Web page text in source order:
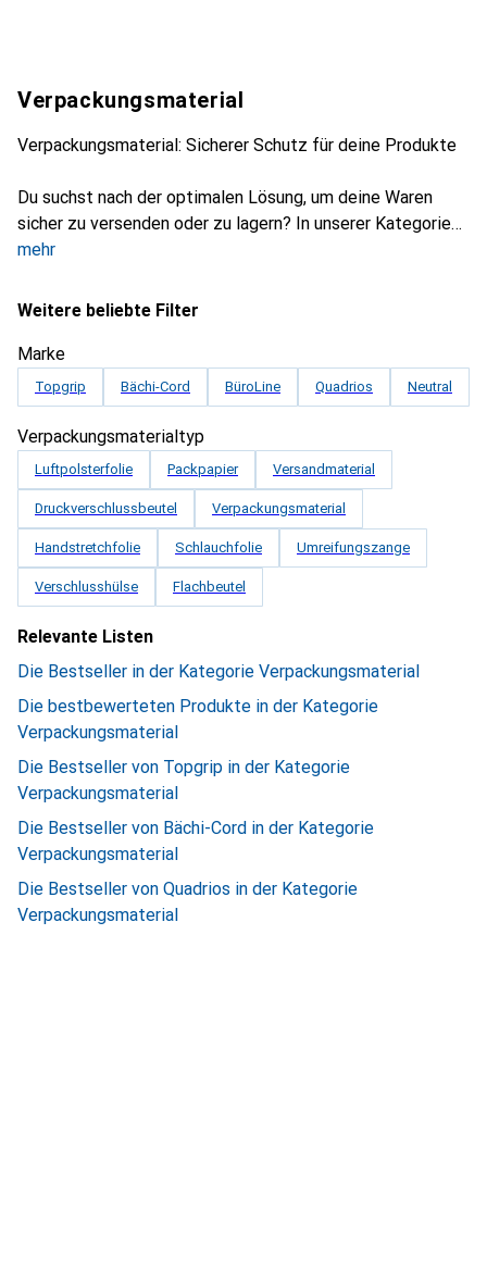
Verpackungsmaterial
Verpackungsmaterial: Sicherer Schutz für deine Produkte
Du suchst nach der optimalen Lösung, um deine Waren
sicher zu versenden oder zu lagern? In unserer Kategorie
mehr
Weitere beliebte Filter
Marke
Topgrip Bächi-Cord BüroLine Quadrios Neutral
Verpackungsmaterialtyp
Luftpolsterfolie Packpapier Versandmaterial
Druckverschlussbeutel Verpackungsmaterial
Handstretchfolie Schlauchfolie Umreifungszange
Verschlusshülse Flachbeutel
Relevante Listen
Die Bestseller in der Kategorie Verpackungsmaterial
Die bestbewerteten Produkte in der Kategorie
Verpackungsmaterial
Die Bestseller von Topgrip in der Kategorie
Verpackungsmaterial
Die Bestseller von Bächi-Cord in der Kategorie
Verpackungsmaterial
Die Bestseller von Quadrios in der Kategorie
Verpackungsmaterial